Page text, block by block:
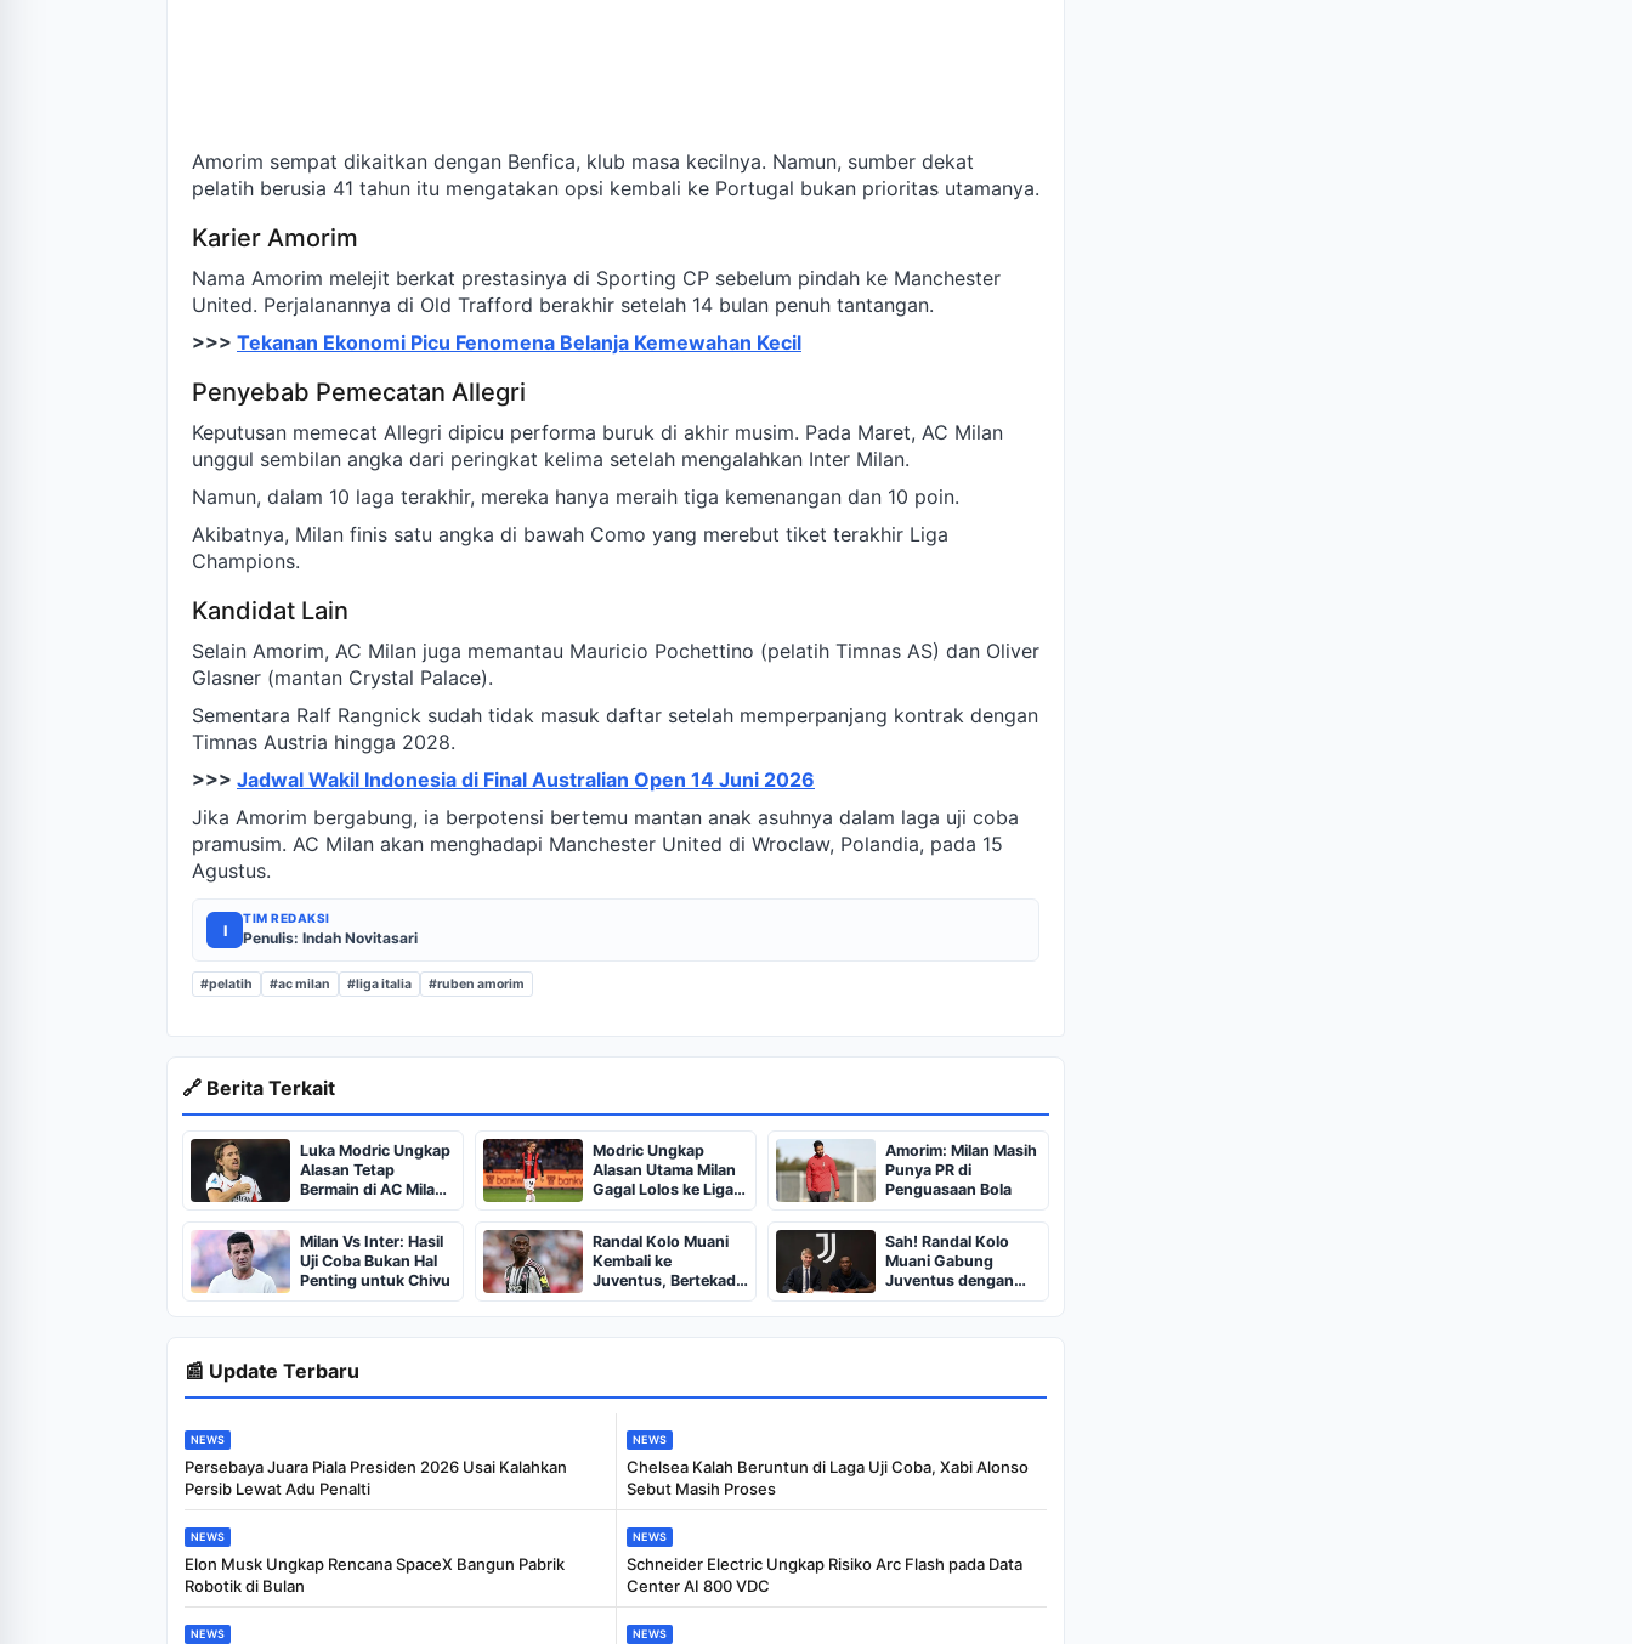
Amorim sempat dikaitkan dengan Benfica, klub masa kecilnya. Namun, sumber dekat
pelatih berusia 41 tahun itu mengatakan opsi kembali ke Portugal bukan prioritas utamanya.
Karier Amorim
Nama Amorim melejit berkat prestasinya di Sporting CP sebelum pindah ke Manchester
United. Perjalanannya di Old Trafford berakhir setelah 14 bulan penuh tantangan.
>>> Tekanan Ekonomi Picu Fenomena Belanja Kemewahan Kecil
Penyebab Pemecatan Allegri
Keputusan memecat Allegri dipicu performa buruk di akhir musim. Pada Maret, AC Milan
unggul sembilan angka dari peringkat kelima setelah mengalahkan Inter Milan.
Namun, dalam 10 laga terakhir, mereka hanya meraih tiga kemenangan dan 10 poin.
Akibatnya, Milan finis satu angka di bawah Como yang merebut tiket terakhir Liga
Champions.
Kandidat Lain
Selain Amorim, AC Milan juga memantau Mauricio Pochettino (pelatih Timnas AS) dan Oliver
Glasner (mantan Crystal Palace).
Sementara Ralf Rangnick sudah tidak masuk daftar setelah memperpanjang kontrak dengan
Timnas Austria hingga 2028.
>>> Jadwal Wakil Indonesia di Final Australian Open 14 Juni 2026
Jika Amorim bergabung, ia berpotensi bertemu mantan anak asuhnya dalam laga uji coba
pramusim. AC Milan akan menghadapi Manchester United di Wroclaw, Polandia, pada 15
Agustus.
I
TIM REDAKSI
Penulis: Indah Novitasari
#pelatih #ac milan #liga italia #ruben amorim
🔗 Berita Terkait
Luka Modric Ungkap
Alasan Tetap
Bermain di AC Milan
Meski Usia 40 Tahun
Modric Ungkap
Alasan Utama Milan
Gagal Lolos ke Liga
Champions
Amorim: Milan Masih
Punya PR di
Penguasaan Bola
Milan Vs Inter: Hasil
Uji Coba Bukan Hal
Penting untuk Chivu
Randal Kolo Muani
Kembali ke
Juventus, Bertekad
Tuntaskan Misi
Sah! Randal Kolo
Muani Gabung
Juventus dengan
Kontrak Lima Tahun
📰 Update Terbaru
NEWS
Persebaya Juara Piala Presiden 2026 Usai Kalahkan
Persib Lewat Adu Penalti
NEWS
Chelsea Kalah Beruntun di Laga Uji Coba, Xabi Alonso
Sebut Masih Proses
NEWS
Elon Musk Ungkap Rencana SpaceX Bangun Pabrik
Robotik di Bulan
NEWS
Schneider Electric Ungkap Risiko Arc Flash pada Data
Center AI 800 VDC
NEWS NEWS